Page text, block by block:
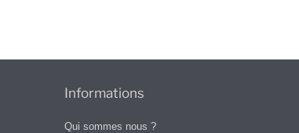
Informations
Qui sommes nous ?